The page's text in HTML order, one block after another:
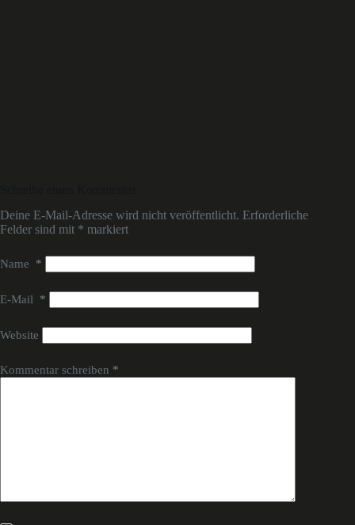
Deine E-Mail-Adresse wird nicht veröffentlicht. Erforderliche
Felder sind mit * markiert
Name *
E-Mail *
Website
Kommentar schreiben *